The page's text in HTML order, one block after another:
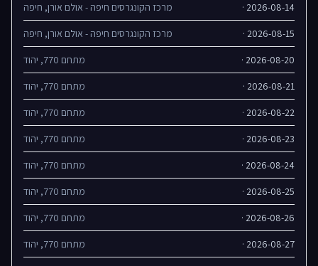
2026-08-14 · מרכז הקונגרסים חיפה - אולם אורן, חיפה
2026-08-15 · מרכז הקונגרסים חיפה - אולם אורן, חיפה
2026-08-20 · מתחם 770, יהוד
2026-08-21 · מתחם 770, יהוד
2026-08-22 · מתחם 770, יהוד
2026-08-23 · מתחם 770, יהוד
2026-08-24 · מתחם 770, יהוד
2026-08-25 · מתחם 770, יהוד
2026-08-26 · מתחם 770, יהוד
2026-08-27 · מתחם 770, יהוד